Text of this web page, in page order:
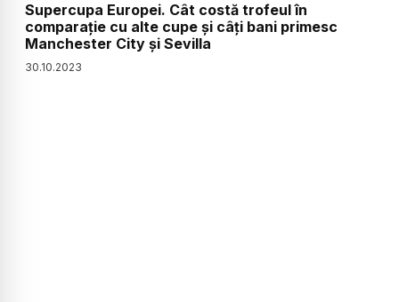
Supercupa Europei. Cât costă trofeul în
comparație cu alte cupe și câți bani primesc
Manchester City și Sevilla
30.10.2023